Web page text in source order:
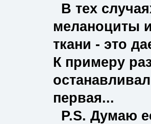
В тех
меланоциты
ткани - это
К примеру
первая...
P.S. Думаю